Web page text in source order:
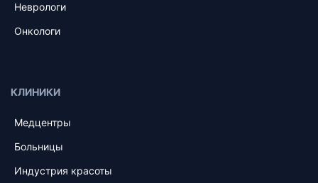
Неврологи
Онкологи
КЛИНИКИ
Медцентры
Больницы
Индустрия красоты